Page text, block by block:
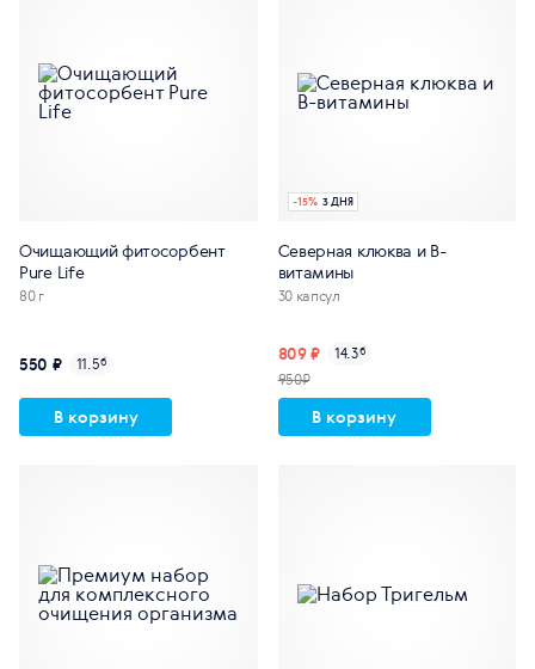
Очищающий фитосорбент
Pure Life
80 г
550 ₽ 11.5б
В корзину
-15% 3 ДНЯ
Северная клюква и В-
витамины
30 капсул
809 ₽ 14.3б
950₽
В корзину